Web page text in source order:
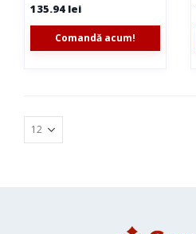
0 out of 5
135.94 lei
Comandă acum!